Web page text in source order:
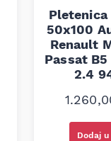
Pletenica
50x100
Renault
Passat B5
2.4
Dodaj